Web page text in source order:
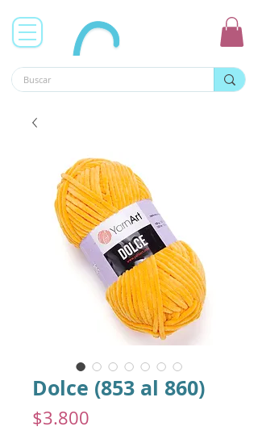
Dolce (853 al 860)
$3.800